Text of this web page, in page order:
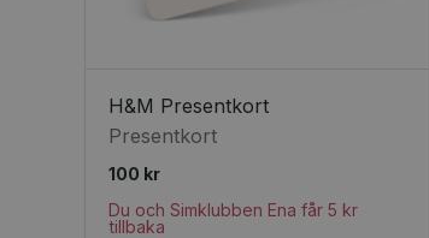
H&M Presentkort
Presentkort
100 kr
Du och Simklubben Ena får 5 kr
tillbaka